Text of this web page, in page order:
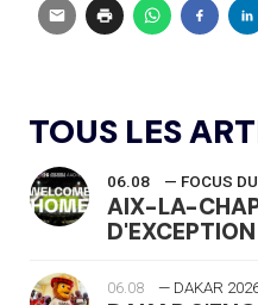
TOUS LES
06.08 — FOCUS
AIX-LA-
06.08 — DAKAR